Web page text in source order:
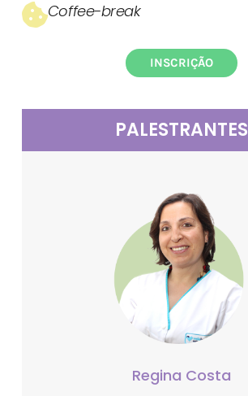
Coffee-break
INSCRIÇÃO
PALESTRANTES
Regina Costa